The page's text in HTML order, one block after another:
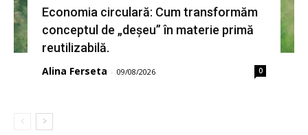
Economia circulară: Cum transformăm
conceptul de „deșeu” în materie primă
reutilizabilă.
Alina Ferseta - 09/08/2026 0